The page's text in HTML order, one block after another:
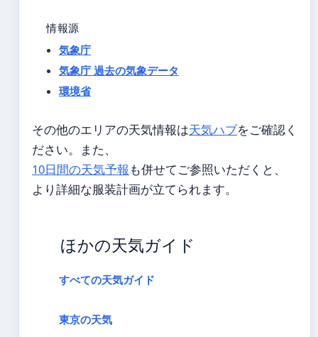
情報源
気象庁
気象庁 過去の気象データ
環境省
その他のエリアの天気情報は天気ハブをご確認く
ださい。また、
10日間の天気予報 も併せてご参照いただくと、
より詳細な服装計画が立てられます。
ほかの天気ガイド
すべての天気ガイド
東京の天気